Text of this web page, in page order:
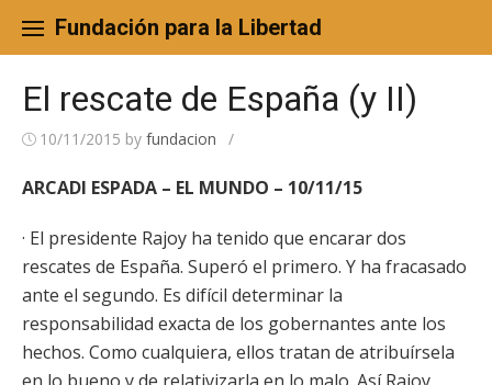
content
Fundación para la Libertad
El rescate de España (y II)
10/11/2015 by fundacion /
ARCADI ESPADA – EL MUNDO – 10/11/15
· El presidente Rajoy ha tenido que encarar dos
rescates de España. Superó el primero. Y ha fracasado
ante el segundo. Es difícil determinar la
responsabilidad exacta de los gobernantes ante los
hechos. Como cualquiera, ellos tratan de atribuírsela